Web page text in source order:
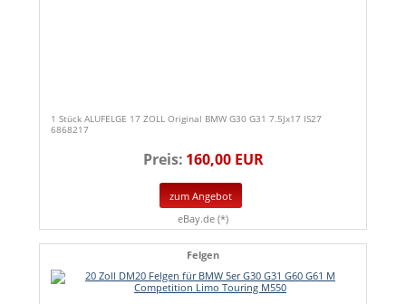
1 Stück ALUFELGE 17 ZOLL Original BMW G30 G31 7.5Jx17 IS27
6868217
Preis: 160,00 EUR
zum Angebot
eBay.de (*)
Felgen